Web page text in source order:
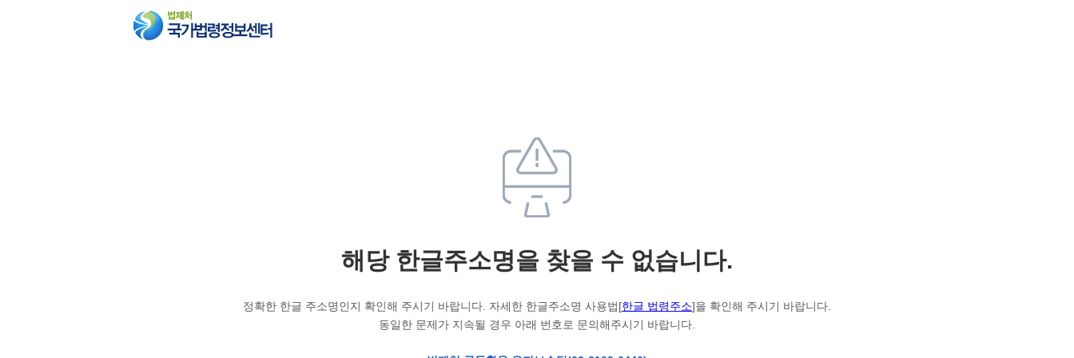
해당 한글주소명을 찾을 수 없습니다.
정확한 한글 주소명인지 확인해 주시기 바랍니다. 자세한 한글주소명 사용법[한글 법령주소]을 확인해 주시기 바랍니다.
동일한 문제가 지속될 경우 아래 번호로 문의해주시기 바랍니다.